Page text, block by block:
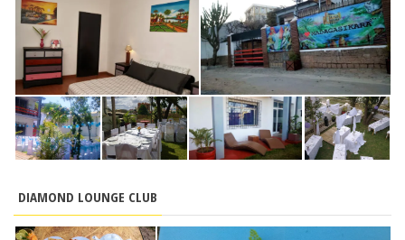
DIAMOND LOUNGE CLUB